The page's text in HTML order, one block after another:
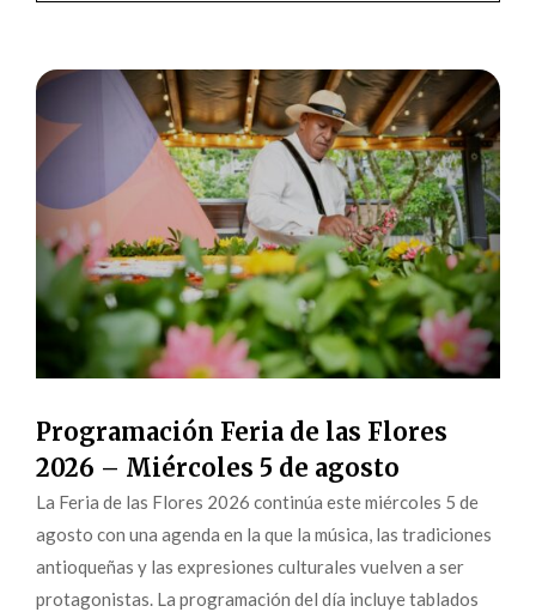
Programación Feria de las Flores
2026 – Miércoles 5 de agosto
La Feria de las Flores 2026 continúa este miércoles 5 de
agosto con una agenda en la que la música, las tradiciones
antioqueñas y las expresiones culturales vuelven a ser
protagonistas. La programación del día incluye tablados